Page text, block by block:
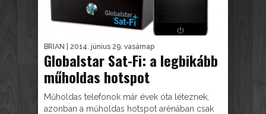
BRIAN | 2014. június 29. vasárnap
Globalstar Sat-Fi: a legbikább
műholdas hotspot
Műholdas telefonok már évek óta léteznek,
azonban a műholdas hotspot arénában csak